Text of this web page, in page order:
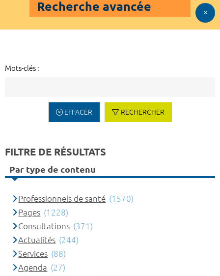
Recherche avancée
Mots-clés :
EFFACER RECHERCHER
FILTRE DE RÉSULTATS
Par type de contenu
Professionnels de santé (1570)
Pages (1228)
Consultations (371)
Actualités (244)
Services (88)
Agenda (27)